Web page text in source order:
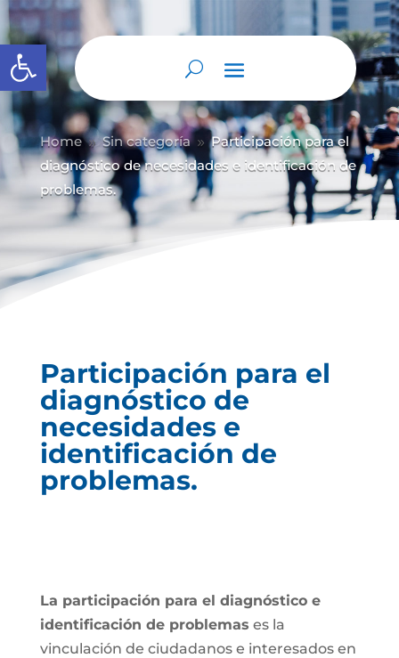
Abrir barra de herramientas
Home 9 Sin categoría 9 Participación para el
diagnóstico de necesidades e identificación de
problemas.
Participación para el
diagnóstico de
necesidades e
identificación de
problemas.
La participación para el diagnóstico e
identificación de problemas es la
vinculación de ciudadanos e interesados en